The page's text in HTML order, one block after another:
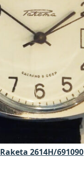
Raketa 2614H/691090